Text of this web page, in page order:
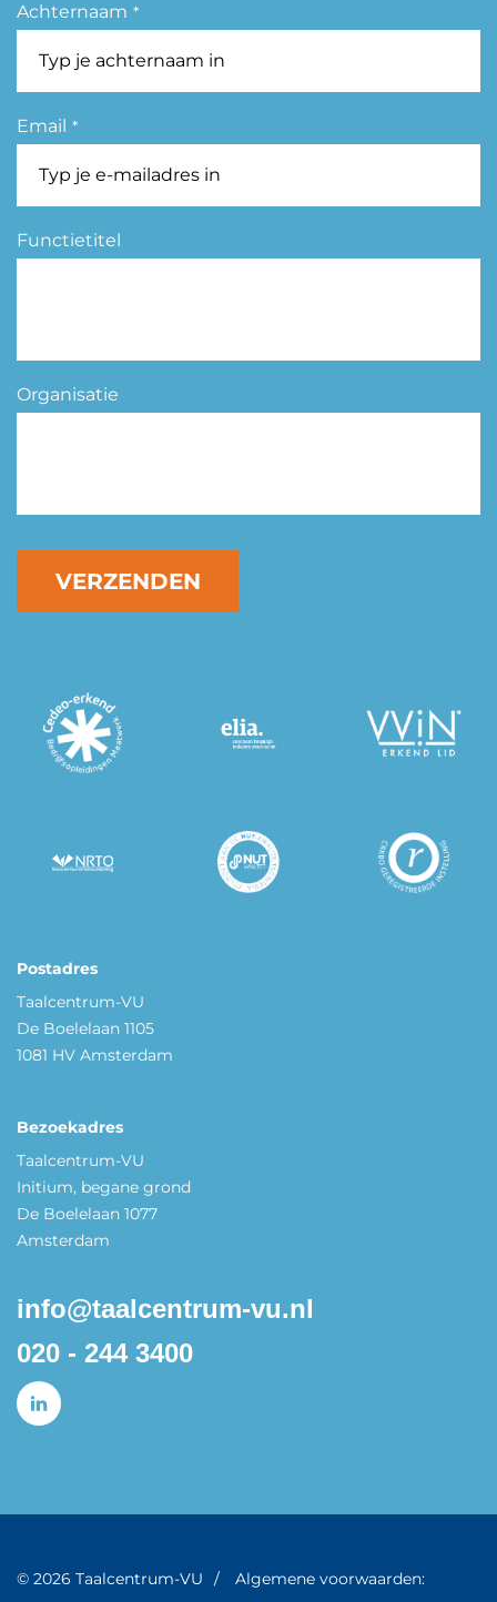
Achternaam *
Email *
Functietitel
Organisatie
VERZENDEN
Postadres
Taalcentrum-VU
De Boelelaan 1105
1081 HV Amsterdam
Bezoekadres
Taalcentrum-VU
Initium, begane grond
De Boelelaan 1077
Amsterdam
info@taalcentrum-vu.nl
020 - 244 3400
© 2026 Taalcentrum-VU Algemene voorwaarden: